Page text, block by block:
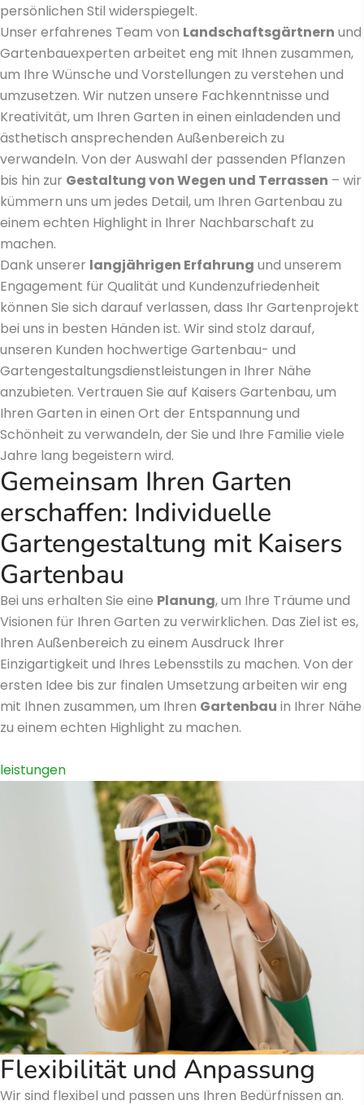
persönlichen Stil widerspiegelt.
Unser erfahrenes Team von Landschaftsgärtnern und
Gartenbauexperten arbeitet eng mit Ihnen zusammen,
um Ihre Wünsche und Vorstellungen zu verstehen und
umzusetzen. Wir nutzen unsere Fachkenntnisse und
Kreativität, um Ihren Garten in einen einladenden und
ästhetisch ansprechenden Außenbereich zu
verwandeln. Von der Auswahl der passenden Pflanzen
bis hin zur Gestaltung von Wegen und Terrassen – wir
kümmern uns um jedes Detail, um Ihren Gartenbau zu
einem echten Highlight in Ihrer Nachbarschaft zu
machen.
Dank unserer langjährigen Erfahrung und unserem
Engagement für Qualität und Kundenzufriedenheit
können Sie sich darauf verlassen, dass Ihr Gartenprojekt
bei uns in besten Händen ist. Wir sind stolz darauf,
unseren Kunden hochwertige Gartenbau- und
Gartengestaltungsdienstleistungen in Ihrer Nähe
anzubieten. Vertrauen Sie auf Kaisers Gartenbau, um
Ihren Garten in einen Ort der Entspannung und
Schönheit zu verwandeln, der Sie und Ihre Familie viele
Jahre lang begeistern wird.
Gemeinsam Ihren Garten
erschaffen: Individuelle
Gartengestaltung mit Kaisers
Gartenbau
Bei uns erhalten Sie eine Planung, um Ihre Träume und
Visionen für Ihren Garten zu verwirklichen. Das Ziel ist es,
Ihren Außenbereich zu einem Ausdruck Ihrer
Einzigartigkeit und Ihres Lebensstils zu machen. Von der
ersten Idee bis zur finalen Umsetzung arbeiten wir eng
mit Ihnen zusammen, um Ihren Gartenbau in Ihrer Nähe
zu einem echten Highlight zu machen.
leistungen
Flexibilität und Anpassung
Wir sind flexibel und passen uns Ihren Bedürfnissen an.